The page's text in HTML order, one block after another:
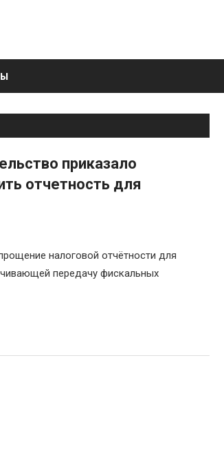
приказало
отчетность для
налоговой отчётности для
передачу фискальных